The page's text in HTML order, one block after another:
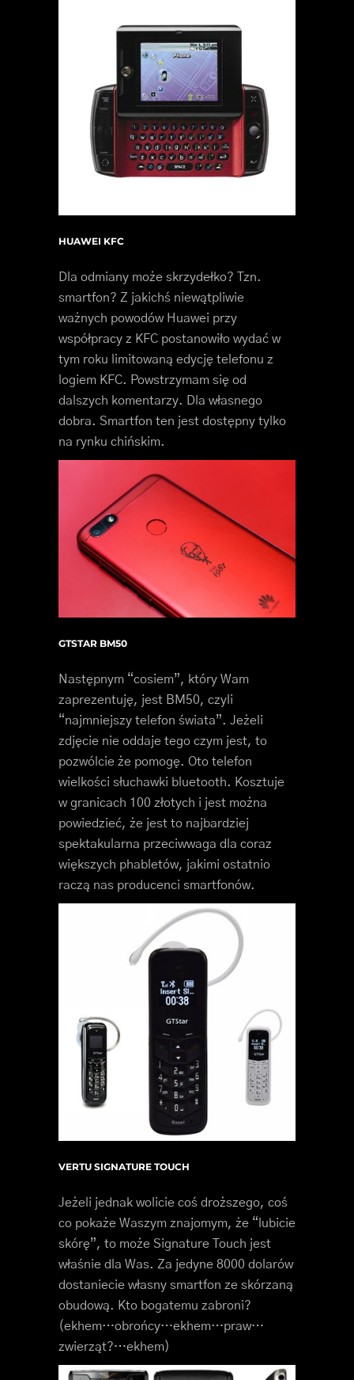
HUAWEI KFC
Dla odmiany może skrzydełko? Tzn.
smartfon? Z jakichś niewątpliwie
ważnych powodów Huawei przy
współpracy z KFC postanowiło wydać w
tym roku limitowaną edycję telefonu z
logiem KFC. Powstrzymam się od
dalszych komentarzy. Dla własnego
dobra. Smartfon ten jest dostępny tylko
na rynku chińskim.
GTSTAR BM50
Następnym “cosiem”, który Wam
zaprezentuję, jest BM50, czyli
“najmniejszy telefon świata”. Jeżeli
zdjęcie nie oddaje tego czym jest, to
pozwólcie że pomogę. Oto telefon
wielkości słuchawki bluetooth. Kosztuje
w granicach 100 złotych i jest można
powiedzieć, że jest to najbardziej
spektakularna przeciwwaga dla coraz
większych phabletów, jakimi ostatnio
raczą nas producenci smartfonów.
VERTU SIGNATURE TOUCH
Jeżeli jednak wolicie coś droższego, coś
co pokaże Waszym znajomym, że “lubicie
skórę”, to może Signature Touch jest
właśnie dla Was. Za jedyne 8000 dolarów
dostaniecie własny smartfon ze skórzaną
obudową. Kto bogatemu zabroni?
(ekhem…obrońcy…ekhem…praw…
zwierząt?…ekhem)